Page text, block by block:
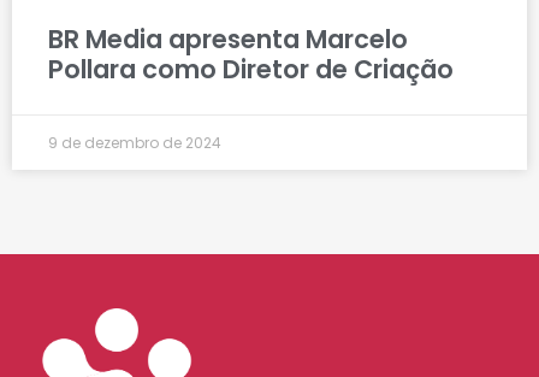
BR Media apresenta Marcelo
Pollara como Diretor de Criação
9 de dezembro de 2024